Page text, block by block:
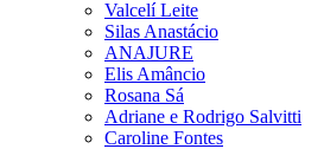
Valcelí Leite
Silas Anastácio
ANAJURE
Elis Amâncio
Rosana Sá
Adriane e Rodrigo Salvitti
Caroline Fontes